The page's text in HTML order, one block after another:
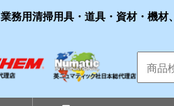
業務用清掃用具・道具・資材・機材